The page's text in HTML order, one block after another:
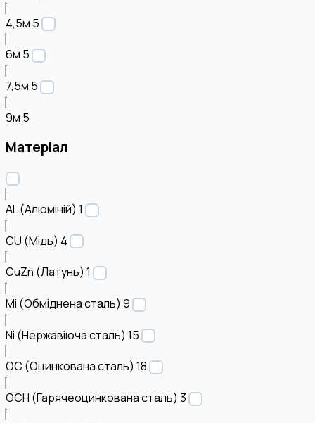
4,5м 5
6м 5
7,5м 5
9м 5
Матеріал
AL (Алюміній) 1
CU (Мідь) 4
CuZn (Латунь) 1
Mi (Обміднена сталь) 9
Ni (Нержавіюча сталь) 15
OC (Оцинкована сталь) 18
OCH (Гарячеоцинкована сталь) 3